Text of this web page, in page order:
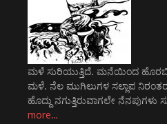
ಮಳೆ ಸುರಿಯುತ್ತಿದೆ. ಮನೆಯಿಂದ
ಮಳೆ. ನೆಲ ಮುಗಿಲುಗಳ ಸಲ್ಲಾಪ
ಹೊದ್ದು ನಗುತ್ತಿರುವಾಗಲೇ ನೆನಪುಗಳು
more…